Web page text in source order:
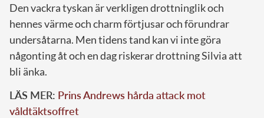
Den vackra tyskan är verkligen drottninglik och
hennes värme och charm förtjusar och förundrar
undersåtarna. Men tidens tand kan vi inte göra
någonting åt och en dag riskerar drottning Silvia att
bli änka.
LÄS MER: Prins Andrews hårda attack mot
våldtäktsoffret